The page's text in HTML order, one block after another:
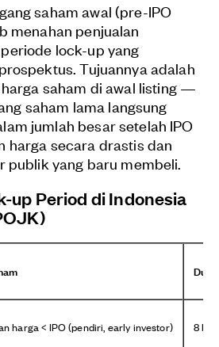
saham awal (pre-IPO
menahan penjualan
lock-up yang
Tujuannya adalah
saham di awal listing —
saham lama langsung
jumlah besar setelah IPO
harga secara drastis dan
publik yang baru membeli.
up Period di Indonesia
harga < IPO (pendiri, early investor) 8